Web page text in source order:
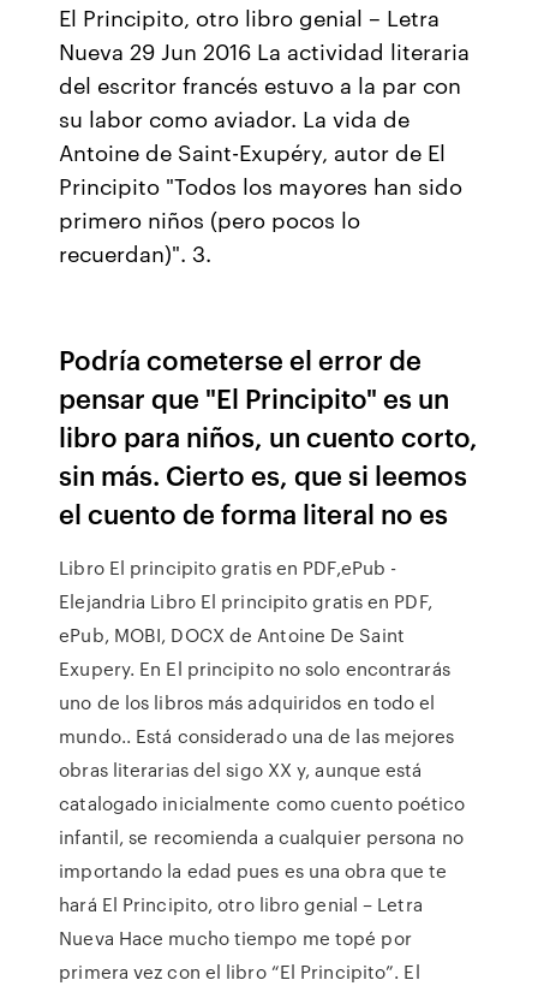
El Principito, otro libro genial – Letra
Nueva 29 Jun 2016 La actividad literaria
del escritor francés estuvo a la par con
su labor como aviador. La vida de
Antoine de Saint-Exupéry, autor de El
Principito "Todos los mayores han sido
primero niños (pero pocos lo
recuerdan)". 3.
Podría cometerse el error de
pensar que "El Principito" es un
libro para niños, un cuento corto,
sin más. Cierto es, que si leemos
el cuento de forma literal no es
Libro El principito gratis en PDF,ePub -
Elejandria Libro El principito gratis en PDF,
ePub, MOBI, DOCX de Antoine De Saint
Exupery. En El principito no solo encontrarás
uno de los libros más adquiridos en todo el
mundo.. Está considerado una de las mejores
obras literarias del sigo XX y, aunque está
catalogado inicialmente como cuento poético
infantil, se recomienda a cualquier persona no
importando la edad pues es una obra que te
hará El Principito, otro libro genial – Letra
Nueva Hace mucho tiempo me topé por
primera vez con el libro “El Principito”. El